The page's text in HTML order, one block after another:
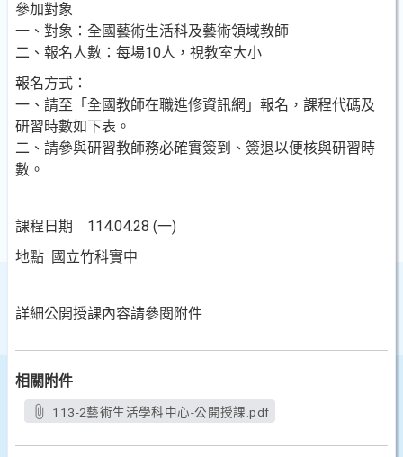
參加對象
一、對象：全國藝術生活科及藝術領域教師
二、報名人數：每場10人，視教室大小
報名方式：
一、請至「全國教師在職進修資訊網」報名，課程代碼及
研習時數如下表。
二、請參與研習教師務必確實簽到、簽退以便核與研習時
數。
課程日期 114.04.28 (一)
地點 國立竹科實中
詳細公開授課內容請參閱附件
相關附件
113-2藝術生活學科中心-公開授課.pdf